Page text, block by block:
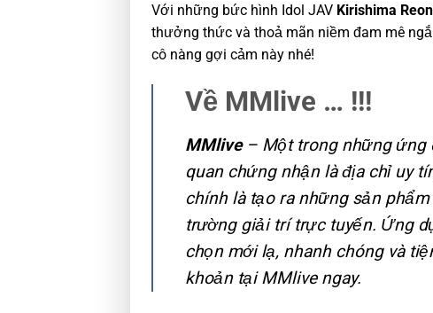
Với những bức hình Idol JAV Kirishima
thưởng thức và thoả mãn niềm đam mê
cô nàng gợi cảm này nhé!
Về MMlive … !!!
MMlive– Một trong những ứng
quan chứng nhận là địa chỉ uy
chính là tạo ra những sản
trường giải trí trực tuyến. Ứng
chọn mới lạ, nhanh chóng và
khoản tại MMlive ngay.